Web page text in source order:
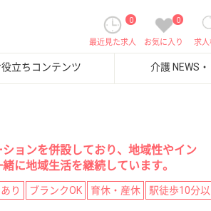
求
0
お気に入り
0
最近見た求人
立ちコンテンツ 介護 NEWS
ョンを併設しており、地域性やイン
に地域生活を継続しています。
り ブランクOK 育休・産休 駅徒歩10分